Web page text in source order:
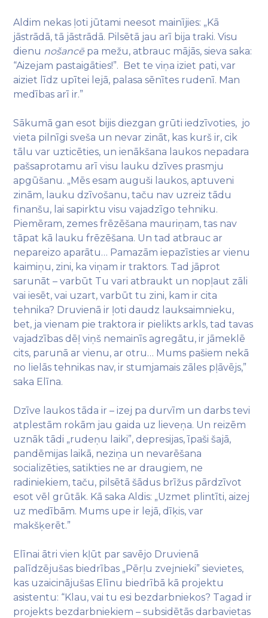
Aldim nekas ļoti jūtami neesot mainījies: „Kā
jāstrādā, tā jāstrādā. Pilsētā jau arī bija traki. Visu
dienu nošancē pa mežu, atbrauc mājās, sieva saka:
“Aizejam pastaigāties!”. Bet te viņa iziet pati, var
aiziet līdz upītei lejā, palasa sēnītes rudenī. Man
medības arī ir.”
Sākumā gan esot bijis diezgan grūti iedzīvoties, jo
vieta pilnīgi sveša un nevar zināt, kas kurš ir, cik
tālu var uzticēties, un ienākšana laukos nepadara
pašsaprotamu arī visu lauku dzīves prasmju
apgūšanu. „Mēs esam auguši laukos, aptuveni
zinām, lauku dzīvošanu, taču nav uzreiz tādu
finanšu, lai sapirktu visu vajadzīgo tehniku.
Piemēram, zemes frēzēšana mauriņam, tas nav
tāpat kā lauku frēzēšana. Un tad atbrauc ar
nepareizo aparātu… Pamazām iepazīsties ar vienu
kaimiņu, zini, ka viņam ir traktors. Tad jāprot
sarunāt – varbūt Tu vari atbraukt un nopļaut zāli
vai iesēt, vai uzart, varbūt tu zini, kam ir cita
tehnika? Druvienā ir ļoti daudz lauksaimnieku,
bet, ja vienam pie traktora ir pielikts arkls, tad tavas
vajadzības dēļ viņš nemainīs agregātu, ir jāmeklē
cits, parunā ar vienu, ar otru… Mums pašiem nekā
no lielās tehnikas nav, ir stumjamais zāles pļāvējs,”
saka Elīna.
Dzīve laukos tāda ir – izej pa durvīm un darbs tevi
atplestām rokām jau gaida uz lieveņa. Un reizēm
uznāk tādi „rudeņu laiki”, depresijas, īpaši šajā,
pandēmijas laikā, neziņa un nevarēšana
socializēties, satikties ne ar draugiem, ne
radiniekiem, taču, pilsētā šādus brīžus pārdzīvot
esot vēl grūtāk. Kā saka Aldis: „Uzmet plintīti, aizej
uz medībām. Mums upe ir lejā, dīķis, var
makšķerēt.”
Elīnai ātri vien kļūt par savējo Druvienā
palīdzējušas biedrības „Pērļu zvejnieki” sievietes,
kas uzaicinājušas Elīnu biedrībā kā projektu
asistentu: “Klau, vai tu esi bezdarbniekos? Tagad ir
projekts bezdarbniekiem – subsidētās darbavietas